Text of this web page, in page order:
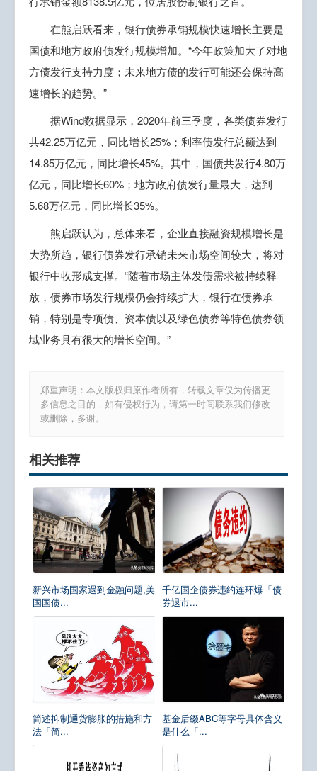
在熊启跃看来，银行债券承销规模快速增长主要是
国债和地方政府债发行规模增加。“今年政策加大了对地
方债发行支持力度；未来地方债的发行可能还会保持高
速增长的趋势。”
据Wind数据显示，2020年前三季度，各类债券发行
共42.25万亿元，同比增长25%；利率债发行总额达到
14.85万亿元，同比增长45%。其中，国债共发行4.80万
亿元，同比增长60%；地方政府债发行量最大，达到
5.68万亿元，同比增长35%。
熊启跃认为，总体来看，企业直接融资规模增长是
大势所趋，银行债券发行承销未来市场空间较大，将对
银行中收形成支撑。“随着市场主体发债需求被持续释
放，债券市场发行规模仍会持续扩大，银行在债券承
销，特别是专项债、资本债以及绿色债券等特色债券领
域业务具有很大的增长空间。”
郑重声明：本文版权归原作者所有，转载文章仅为传播更
多信息之目的，如有侵权行为，请第一时间联系我们修改
或删除，多谢。
相关推荐
新兴市场国家遇到金融问题,美
国国债...
千亿国企债券违约连环爆「债
券退市...
简述抑制通货膨胀的措施和方
法「简...
基金后缀ABC等字母具体含义
是什么「...